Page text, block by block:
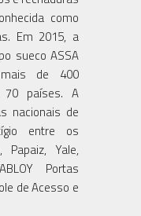
como
Em 2015, a
sueco ASSA
mais de 400
70 países. A
nacionais de
entre os
Yale,
Portas
de Acesso e